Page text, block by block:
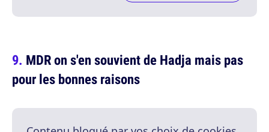
MDR on s'en souvient de Hadja mais pas
pour les bonnes raisons